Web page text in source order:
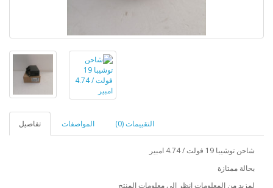
تفاصيل المواصفات التقييمات (0)
شاحن توشيبا 19 فولت / 4.74 امبير
بحالة ممتازة
لمزيد من المعلومات انظر إلى معلومات المنتج